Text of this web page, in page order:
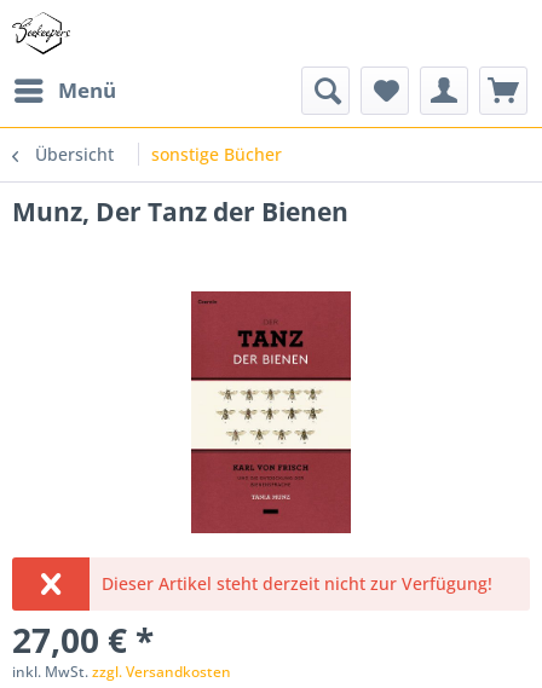
Menü
Übersicht sonstige Bücher
Munz, Der Tanz der Bienen
Dieser Artikel steht derzeit nicht zur Verfügung!
27,00 € *
inkl. MwSt.zzgl. Versandkosten